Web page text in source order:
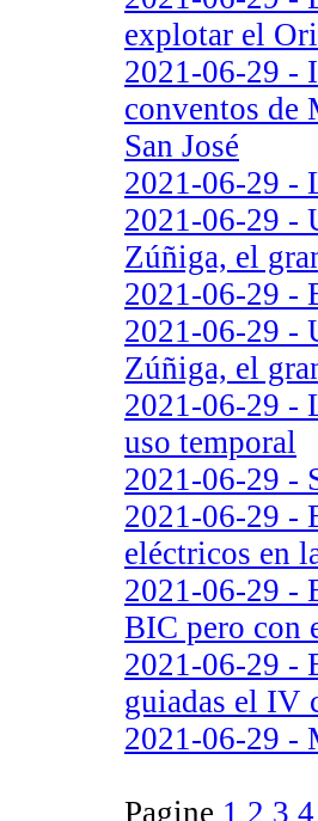
explotar el
2021-06-29 -
conventos de
San José
2021-06-29 -
2021-06-29 -
Zúñiga, el
2021-06-29 -
2021-06-29 -
Zúñiga, el
2021-06-29 -
uso temporal
2021-06-29 -
2021-06-29 -
eléctricos en
2021-06-29 -
BIC pero con
2021-06-29 -
guiadas el IV
2021-06-29 -
Pagine 1 2 3 4